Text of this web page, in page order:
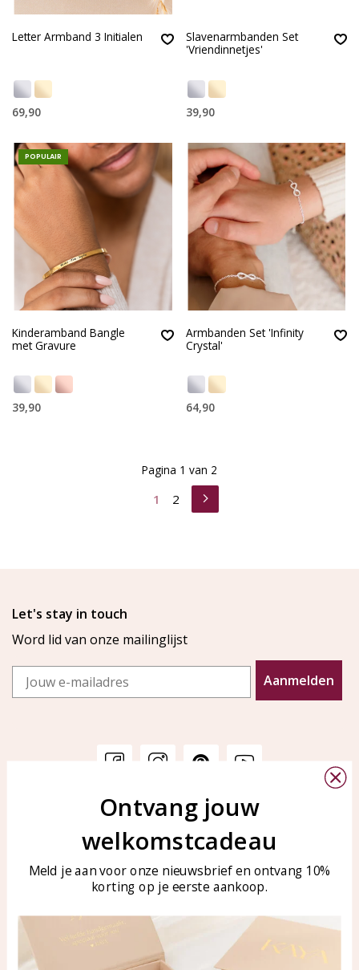
Letter Armband 3 Initialen
69,90
Slavenarmbanden Set
'Vriendinnetjes'
39,90
POPULAIR
Kinderamband Bangle
met Gravure
39,90
Armbanden Set 'Infinity
Crystal'
64,90
1 2
Pagina 1 van 2
Let's stay in touch
Word lid van onze mailinglijst
Email
Aanmelden
Veelgestelde vragen
Sieraden onderhouden
KAYA Sieraden
Bellen of WhatsApp Ma-Vr
tussen 09:00-17:00
Tel: 0850003187
WhatsApp: 0850003187
klantenservice@kayasierade
Ontvang jouw
welkomstcadeau
Meld je aan voor onze nieuwsbrief en ontvang 10%
korting op je eerste aankoop.